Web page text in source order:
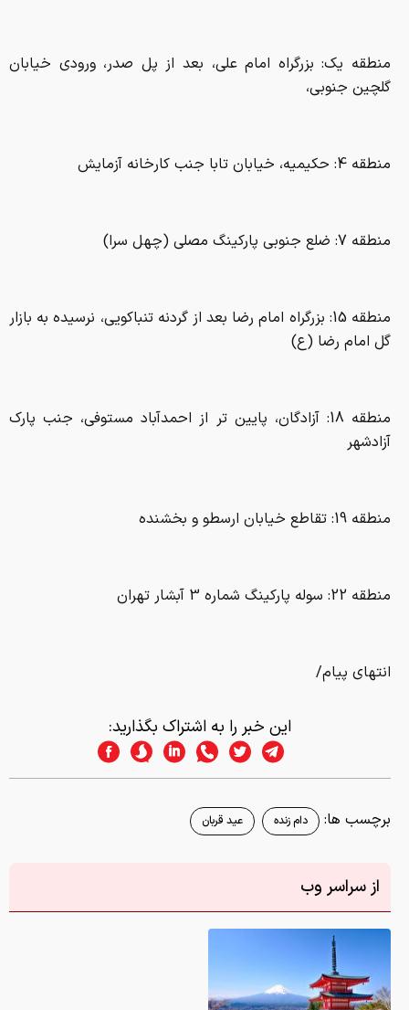
منطقه یک: بزرگراه امام علی، بعد از پل صدر، ورودی خیابان
گلچین جنوبی،
منطقه 4: حکیمیه، خیابان تابا جنب کارخانه آزمایش
منطقه 7: ضلع جنوبی پارکینگ مصلی (چهل سرا)
منطقه 15: بزرگراه امام رضا بعد از گردنه تنباکویی، نرسیده به بازار
گل امام رضا (ع)
منطقه 18: آزادگان، پایین تر از احمدآباد مستوفی، جنب پارک
آزادشهر
منطقه 19: تقاطع خیابان ارسطو و بخشنده
منطقه 22: سوله پارکینگ شماره 3 آبشار تهران
انتهای پیام/
این خبر را به اشتراک بگذارید:
برچسب ها: دام زنده عید قربان
از سراسر وب